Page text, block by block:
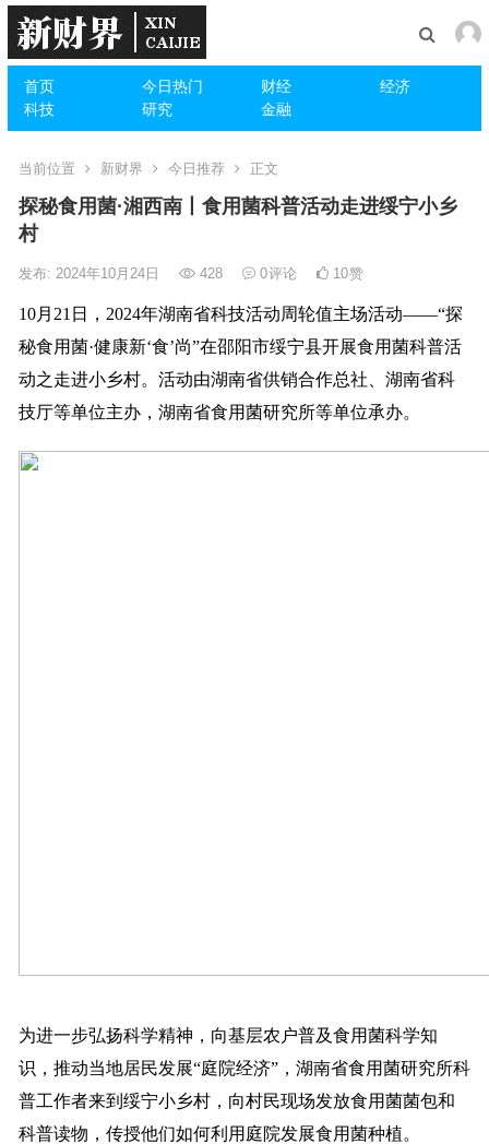
首页 今日热门 财经
经济
科技
研究 金融
当前位置 新财界 今日推荐 正文
探秘食用菌·湘西南丨食用菌科普活动走进绥宁小乡
村
发布: 2024年10月24日 428 0评论 10赞
10月21日，2024年湖南省科技活动周轮值主场活动——“探
秘食用菌·健康新‘食’尚”在邵阳市绥宁县开展食用菌科普活
动之走进小乡村。活动由湖南省供销合作总社、湖南省科
技厅等单位主办，湖南省食用菌研究所等单位承办。
为进一步弘扬科学精神，向基层农户普及食用菌科学知
识，推动当地居民发展“庭院经济”，湖南省食用菌研究所科
普工作者来到绥宁小乡村，向村民现场发放食用菌菌包和
科普读物，传授他们如何利用庭院发展食用菌种植。